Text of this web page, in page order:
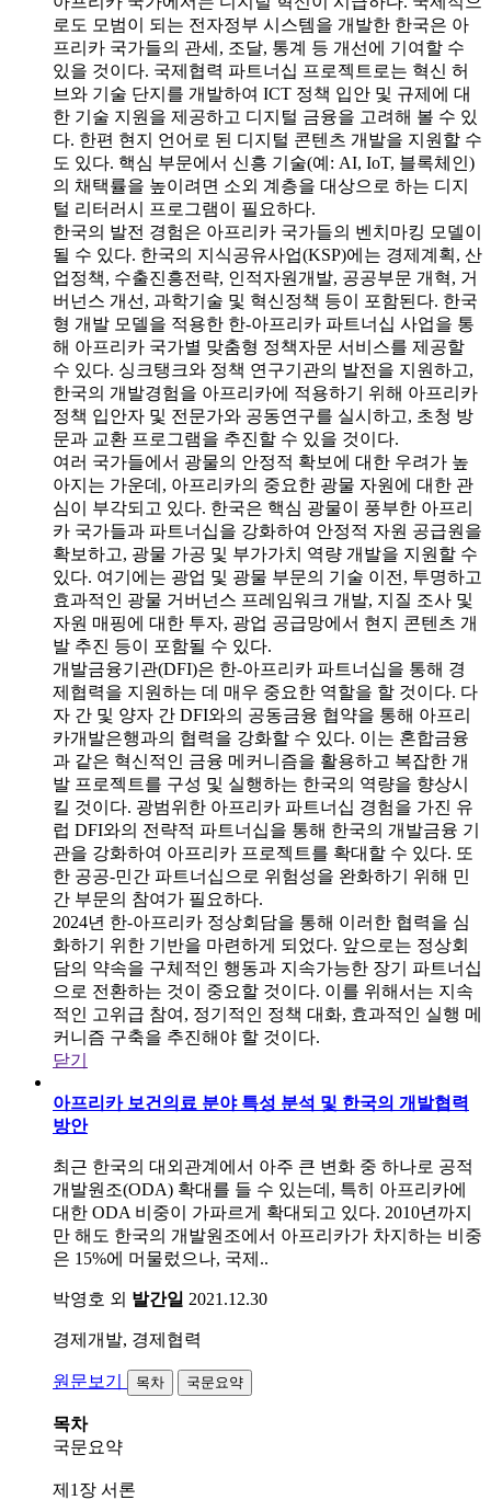
로도 모범이 되는 전자정부 시스템을 개발한 한국은 아
프리카 국가들의 관세, 조달, 통계 등 개선에 기여할 수
있을 것이다. 국제협력 파트너십 프로젝트로는 혁신 허
브와 기술 단지를 개발하여 ICT 정책 입안 및 규제에 대
한 기술 지원을 제공하고 디지털 금융을 고려해 볼 수 있
다. 한편 현지 언어로 된 디지털 콘텐츠 개발을 지원할 수
도 있다. 핵심 부문에서 신흥 기술(예: AI, IoT, 블록체인)
의 채택률을 높이려면 소외 계층을 대상으로 하는 디지
털 리터러시 프로그램이 필요하다.
한국의 발전 경험은 아프리카 국가들의 벤치마킹 모델이
될 수 있다. 한국의 지식공유사업(KSP)에는 경제계획, 산
업정책, 수출진흥전략, 인적자원개발, 공공부문 개혁, 거
버넌스 개선, 과학기술 및 혁신정책 등이 포함된다. 한국
형 개발 모델을 적용한 한-아프리카 파트너십 사업을 통
해 아프리카 국가별 맞춤형 정책자문 서비스를 제공할
수 있다. 싱크탱크와 정책 연구기관의 발전을 지원하고,
한국의 개발경험을 아프리카에 적용하기 위해 아프리카
정책 입안자 및 전문가와 공동연구를 실시하고, 초청 방
문과 교환 프로그램을 추진할 수 있을 것이다.
여러 국가들에서 광물의 안정적 확보에 대한 우려가 높
아지는 가운데, 아프리카의 중요한 광물 자원에 대한 관
심이 부각되고 있다. 한국은 핵심 광물이 풍부한 아프리
카 국가들과 파트너십을 강화하여 안정적 자원 공급원을
확보하고, 광물 가공 및 부가가치 역량 개발을 지원할 수
있다. 여기에는 광업 및 광물 부문의 기술 이전, 투명하고
효과적인 광물 거버넌스 프레임워크 개발, 지질 조사 및
자원 매핑에 대한 투자, 광업 공급망에서 현지 콘텐츠 개
발 추진 등이 포함될 수 있다.
개발금융기관(DFI)은 한-아프리카 파트너십을 통해 경
제협력을 지원하는 데 매우 중요한 역할을 할 것이다. 다
자 간 및 양자 간 DFI와의 공동금융 협약을 통해 아프리
카개발은행과의 협력을 강화할 수 있다. 이는 혼합금융
과 같은 혁신적인 금융 메커니즘을 활용하고 복잡한 개
발 프로젝트를 구성 및 실행하는 한국의 역량을 향상시
킬 것이다. 광범위한 아프리카 파트너십 경험을 가진 유
럽 DFI와의 전략적 파트너십을 통해 한국의 개발금융 기
관을 강화하여 아프리카 프로젝트를 확대할 수 있다. 또
한 공공-민간 파트너십으로 위험성을 완화하기 위해 민
간 부문의 참여가 필요하다.
2024년 한-아프리카 정상회담을 통해 이러한 협력을 심
화하기 위한 기반을 마련하게 되었다. 앞으로는 정상회
담의 약속을 구체적인 행동과 지속가능한 장기 파트너십
으로 전환하는 것이 중요할 것이다. 이를 위해서는 지속
적인 고위급 참여, 정기적인 정책 대화, 효과적인 실행 메
커니즘 구축을 추진해야 할 것이다.
닫기
아프리카 보건의료 분야 특성 분석 및 한국의 개발협력
방안
최근 한국의 대외관계에서 아주 큰 변화 중 하나로 공적
개발원조(ODA) 확대를 들 수 있는데, 특히 아프리카에
대한 ODA 비중이 가파르게 확대되고 있다. 2010년까지
만 해도 한국의 개발원조에서 아프리카가 차지하는 비중
은 15%에 머물렀으나, 국제..
박영호 외 발간일 2021.12.30
경제개발, 경제협력
원문보기 목차 국문요약
목차
국문요약
제1장 서론